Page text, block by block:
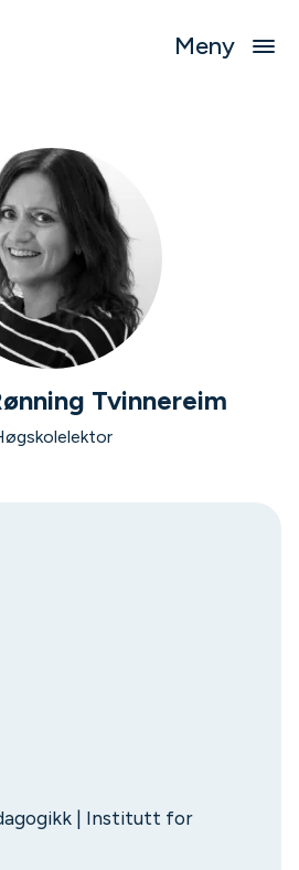
Meny
Tvinnereim
| Institutt for